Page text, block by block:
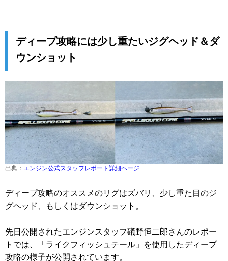
ディープ攻略には少し重たいジグヘッド＆ダ
ウンショット
出典： エンジン公式スタッフレポート詳細ページ
ディープ攻略のオススメのリグはズバリ、少し重た目のジ
グヘッド、もしくはダウンショット。
先日公開されたエンジンスタッフ礒野恒二郎さんのレポー
トでは、「ライクフィッシュテール」を使用したディープ
攻略の様子が公開されています。